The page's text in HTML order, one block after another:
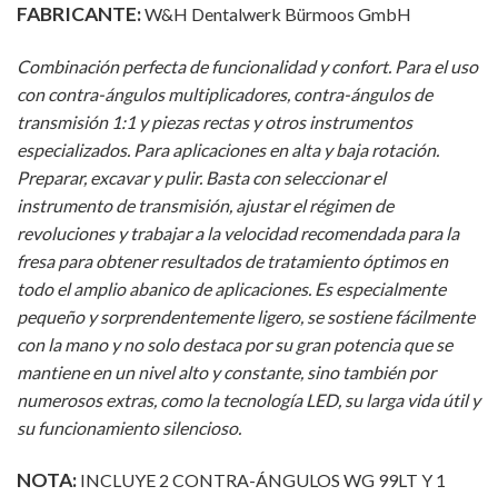
FABRICANTE:W&H Dentalwerk Bürmoos GmbH
Combinación perfecta de funcionalidad y confort. Para el uso
con contra-ángulos multiplicadores, contra-ángulos de
transmisión 1:1 y piezas rectas y otros instrumentos
especializados. Para aplicaciones en alta y baja rotación.
Preparar, excavar y pulir. Basta con seleccionar el
instrumento de transmisión, ajustar el régimen de
revoluciones y trabajar a la velocidad recomendada para la
fresa para obtener resultados de tratamiento óptimos en
todo el amplio abanico de aplicaciones. Es especialmente
pequeño y sorprendentemente ligero, se sostiene fácilmente
con la mano y no solo destaca por su gran potencia que se
mantiene en un nivel alto y constante, sino también por
numerosos extras, como la tecnología LED, su larga vida útil y
su funcionamiento silencioso.
NOTA: INCLUYE 2 CONTRA-ÁNGULOS WG 99LT Y 1